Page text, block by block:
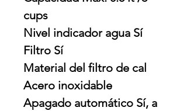
cups
Nivel indicador agua Sí
Filtro Sí
Material del filtro de cal
Acero inoxidable
Apagado automático Sí, a